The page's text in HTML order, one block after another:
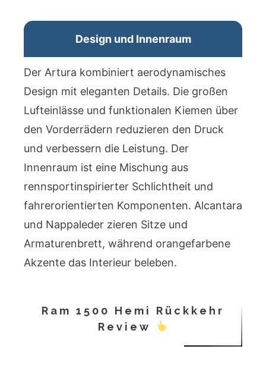
Design und Innenraum
Der Artura kombiniert aerodynamisches
Design mit eleganten Details. Die großen
Lufteinlässe und funktionalen Kiemen über
den Vorderrädern reduzieren den Druck
und verbessern die Leistung. Der
Innenraum ist eine Mischung aus
rennsportinspirierter Schlichtheit und
fahrerorientierten Komponenten. Alcantara
und Nappaleder zieren Sitze und
Armaturenbrett, während orangefarbene
Akzente das Interieur beleben.
Ram 1500 Hemi Rückkehr
Review